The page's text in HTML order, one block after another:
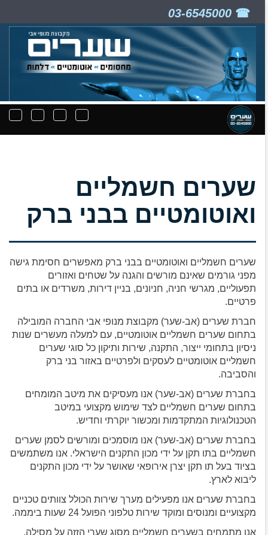
תפריט
יצירת
תפריט
חיפוש
ניווט
קבצים
שערים חשמליים
ואוטומטיים בבני ברק
שערים חשמליים ואוטומטיים בבני ברק מאפשרים חסימת גישה
מפני גורמים שאינם מורשים והגנה על שטחים ואזורים
תפעוליים, מגרשי חניה, חניונים, בניין דירות, משרדים או בתים
פרטיים.
חברת שערים (אב-שער) מקבוצת מנופי אבי החברה המובילה
בתחום שערים חשמליים אוטומטיים, עם למעלה מעשרים שנות
ניסיון בתחומי ייצור, התקנה, שירות ותיקון כל סוגי שערים
חשמליים אוטומטיים לעסקים ולפרטיים באזור בני ברק
והסביבה.
בחברת שערים (אב-שער) אנו מעסיקים את מיטב המומחים
בתחום שערים חשמליים לצד שימוש מקצועי במיטב
הטכנולוגיות המתקדמות ומכשור יוקרתי וחדיש.
בחברת שערים (אב-שער) אנו מוסמכים ומורשים לסמן שערים
חשמליים בתו תקן על ידי מכון התקנים הישראלי. אנו משתמשים
בציוד בעל תו תקן יצרן אירופאי שאושר על ידי מכון התקנים
ליבוא לארץ.
בחברת שערים אנו מפעילים מערך שירות הכולל צוותים טכניים
מקצועיים ומנוסים ומוקד שירות טלפוני הפועל 24 שעות ביממה.
אנו מתמחים בשערים חשמליים מסוג שערי הזזה על מסילה,